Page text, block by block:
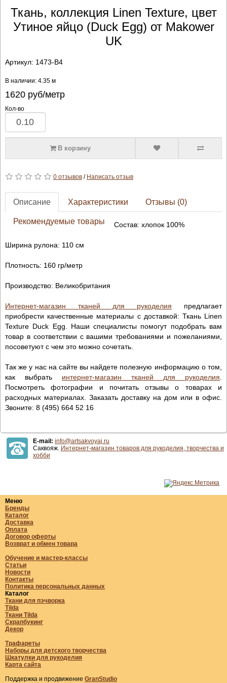
Ткань, коллекция Linen Texture, цвет
Утиное яйцо (Duck Egg) от Makower
UK
Артикул: 1473-B4
В наличии: 4.35 м
1620руб/метр
Кол-во
В корзину
0 отзывов/ Написать отзыв
Описание Характеристики Отзывы (0)
Рекомендуемые товары Состав: хлопок 100%
Ширина рулона: 110 см
Плотность: 160 гр/метр
Производство: Великобритания
Интернет-магазин тканей для рукоделия предлагает
приобрести качественные материалы с доставкой: Ткань Linen
Texture Duck Egg. Наши специалисты помогут подобрать вам
товар в соответствии с вашими требованиями и пожеланиями,
посоветуют с чем это можно сочетать.
Так же у нас на сайте вы найдете полезную информацию о том,
как выбрать интернет-магазин тканей для рукоделия
Посмотреть фотографии и почитать отзывы о товарах и
расходных материалах. Заказать доставку на дом или в офис.
Звоните: 8 (495) 664 52 16
E-mail: info@artsakvoyaj.ru
Саквояж. Интернет-магазин товаров для рукоделия, творчества и
хобби
Меню
Бренды
Каталог
Доставка
Оплата
Договор оферты
Возврат и обмен товара
Обучение и мастер-классы
Статьи
Новости
Контакты
Политика персональных данных
Каталог
Ткани для пэчворка
Tilda
Ткани Tilda
Скрапбукинг
Декор
Трафареты
Наборы для детского творчества
Шкатулки для рукоделия
Карта сайта
Поддержка и продвижение GranStudio